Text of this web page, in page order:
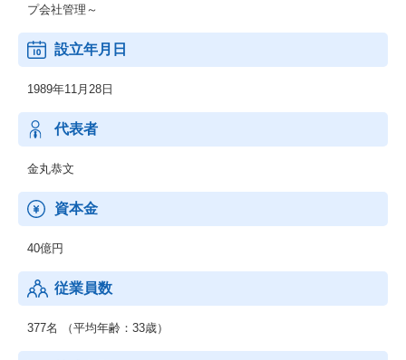
プ会社管理～
設立年月日
1989年11月28日
代表者
金丸恭文
資本金
40億円
従業員数
377名 （平均年齢：33歳）